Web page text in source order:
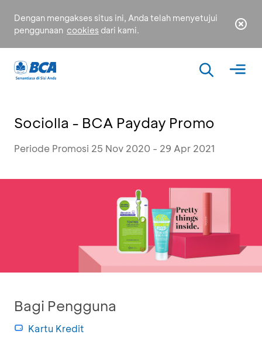
Dengan mengakses situs ini, Anda telah menyetujui
penggunaan cookies dari kami.
Sociolla - BCA Payday Promo
Periode Promosi 25 Nov 2020 - 29 Apr 2021
Bagi Pengguna
Kartu Kredit